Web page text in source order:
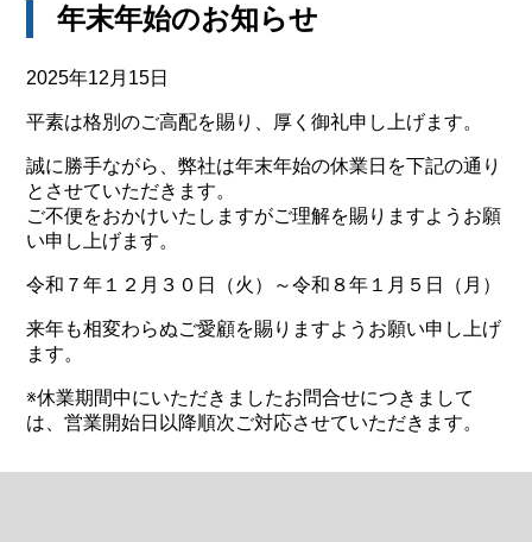
年末年始のお知らせ
2025年12月15日
平素は格別のご高配を賜り、厚く御礼申し上げます。
誠に勝手ながら、弊社は年末年始の休業日を下記の通り
とさせていただきます。
ご不便をおかけいたしますがご理解を賜りますようお願
い申し上げます。
令和７年１２月３０日（火）～令和８年１月５日（月）
来年も相変わらぬご愛顧を賜りますようお願い申し上げ
ます。
※休業期間中にいただきましたお問合せにつきまして
は、営業開始日以降順次ご対応させていただきます。